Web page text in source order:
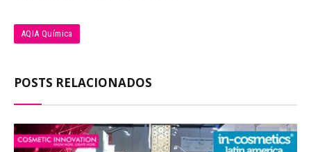
AQIA Química
POSTS RELACIONADOS